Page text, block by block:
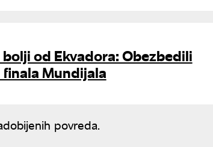
od Ekvadora: Obezbedili
Mundijala
povreda.